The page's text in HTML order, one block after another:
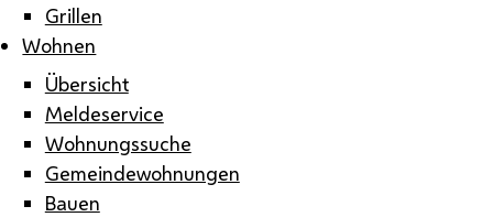
Grillen
Wohnen
Übersicht
Meldeservice
Wohnungssuche
Gemeindewohnungen
Bauen